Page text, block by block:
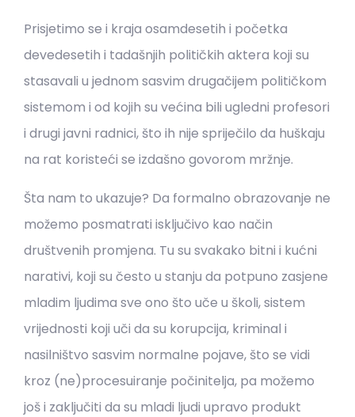
Prisjetimo se i kraja osamdesetih i početka
devedesetih i tadašnjih političkih aktera koji su
stasavali u jednom sasvim drugačijem političkom
sistemom i od kojih su većina bili ugledni profesori
i drugi javni radnici, što ih nije spriječilo da huškaju
na rat koristeći se izdašno govorom mržnje.
Šta nam to ukazuje? Da formalno obrazovanje ne
možemo posmatrati isključivo kao način
društvenih promjena. Tu su svakako bitni i kućni
narativi, koji su često u stanju da potpuno zasjene
mladim ljudima sve ono što uče u školi, sistem
vrijednosti koji uči da su korupcija, kriminal i
nasilništvo sasvim normalne pojave, što se vidi
kroz (ne)procesuiranje počinitelja, pa možemo
još i zaključiti da su mladi ljudi upravo produkt